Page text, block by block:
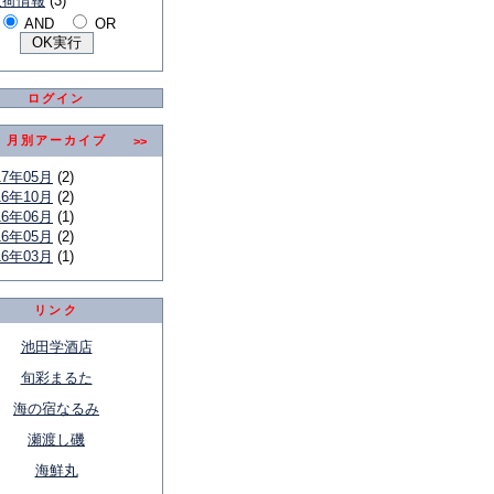
AND
OR
ログイン
月別アーカイブ >>
年05月 (2)
年10月 (2)
年06月 (1)
年05月 (2)
年03月 (1)
リンク
池田学酒店
旬彩まるた
海の宿なるみ
瀬渡し磯
海鮮丸